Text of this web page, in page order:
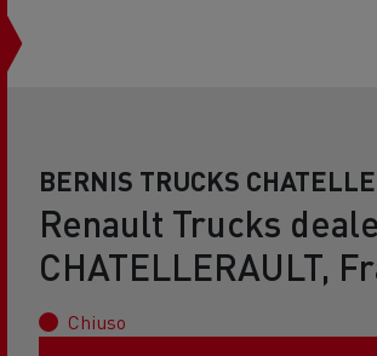
BERNIS TRUCKS
Renault Trucks
CHATELLERAULT,
Chiuso